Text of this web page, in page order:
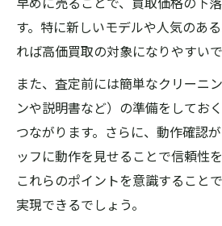
す。特に新しいモデルや人気のあ
れば高価買取の対象になりやすいで
また、査定前には簡単なクリーニ
ンや説明書など）の準備をしてお
つながります。さらに、動作確認
ッフに動作を見せることで信頼性
これらのポイントを意識すること
実現できるでしょう。